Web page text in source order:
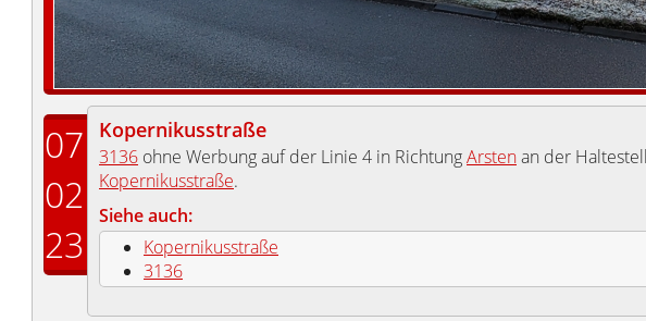
07
02
23
Kopernikusstraße
3136 ohne Werbung auf der Linie 4 in RichtungArstenan der
Kopernikusstraße.
Siehe auch:
Kopernikusstraße
3136